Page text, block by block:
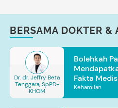
BERSAMA DOKTER &
Dr. dr. Jeffry Beta
Tenggara, SpPD-
KHOM
Bolehkah
Fakta
Kehamilan